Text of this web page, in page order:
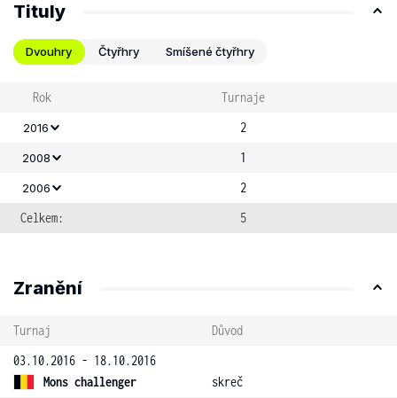
Tituly
Dvouhry Čtyřhry Smíšené čtyřhry
Rok Turnaje
2016 2
2008 1
2006
2
Celkem:
5
Zranění
Turnaj
Důvod
03.10.2016 - 18.10.2016
Mons challenger
skreč